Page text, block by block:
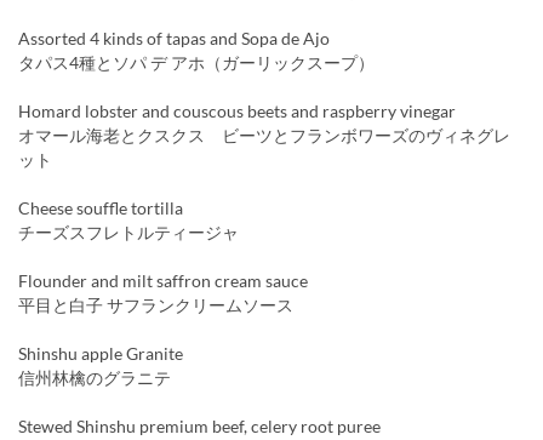
Assorted 4 kinds of tapas and Sopa de Ajo
タパス4種とソパ デ アホ（ガーリックスープ）
Homard lobster and couscous beets and raspberry vinegar
オマール海老とクスクス ビーツとフランボワーズのヴィネグレ
ット
Cheese souffle tortilla
チーズスフレトルティージャ
Flounder and milt saffron cream sauce
平目と白子 サフランクリームソース
Shinshu apple Granite
信州林檎のグラニテ
Stewed Shinshu premium beef, celery root puree